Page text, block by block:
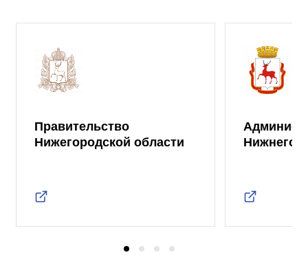
Правительство
Нижегородской области
Нижнего